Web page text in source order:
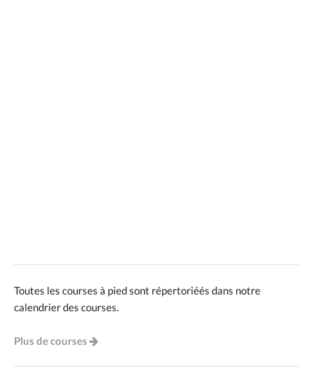
Toutes les courses à pied sont répertoriéés dans notre
calendrier des courses.
Plus de courses